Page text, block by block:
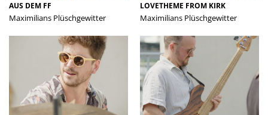
AUS DEM FF
Maximilians Plüschgewitter
LOVETHEME FROM KIRK
Maximilians Plüschgewitter